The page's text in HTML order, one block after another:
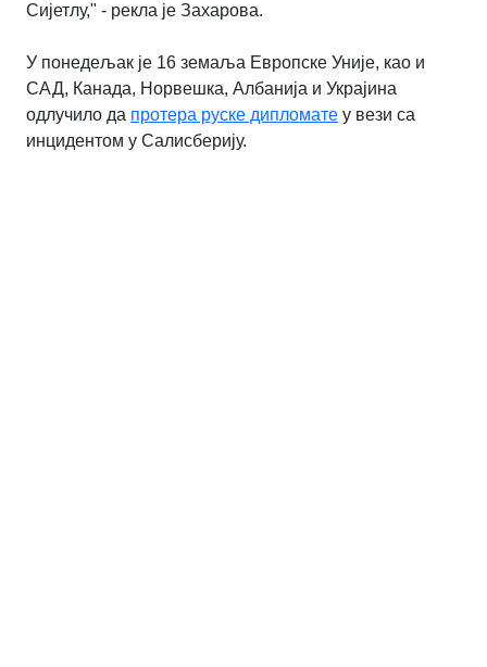
Сијетлу," - рекла је Захарова.
У понедељак је 16 земаља Европске Уније, као и
САД, Канада, Норвешка, Албанија и Украјина
одлучило да протера руске дипломате у вези са
инцидентом у Салисберију.